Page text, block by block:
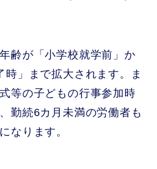
齢が「小学校就学前」か
時」まで拡大されます。ま
等の子どもの行事参加時
勤続6カ月未満の労働者も
なります。